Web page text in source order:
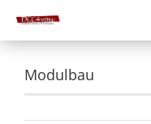
Modulbau